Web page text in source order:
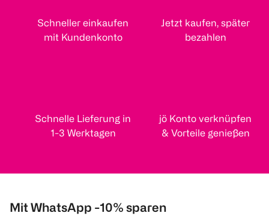
Schneller einkaufen
mit Kundenkonto
Jetzt kaufen, später
bezahlen
Schnelle Lieferung in
1-3 Werktagen
jö Konto verknüpfen
& Vorteile genießen
Mit WhatsApp -10% sparen